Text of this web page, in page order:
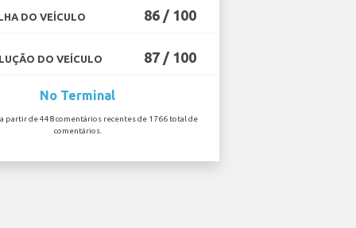
DO VEÍCULO 86 / 100
DO VEÍCULO 87 / 100
No Terminal
partir de 448 comentários recentes de 1766 total de
comentários.